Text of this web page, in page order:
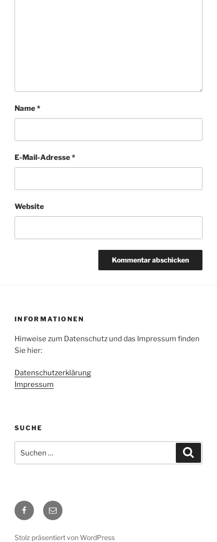
Name*
E-Mail-Adresse*
Website
INFORMATIONEN
Hinweise zum Datenschutz und das Impressum finden
Sie hier:
Datenschutzerklärung
Impressum
SUCHE
nach:
Facebook
E-
Mail
Stolz präsentiert von WordPress